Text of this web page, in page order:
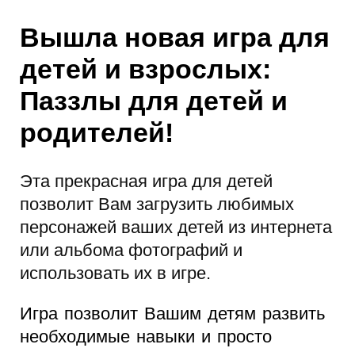
Вышла новая игра для
детей и взрослых:
Паззлы для детей и
родителей!
Эта прекрасная игра для детей
позволит Вам загрузить любимых
персонажей ваших детей из интернета
или альбома фотографий и
использовать их в игре.
Игра позволит Вашим детям развить
необходимые навыки и просто